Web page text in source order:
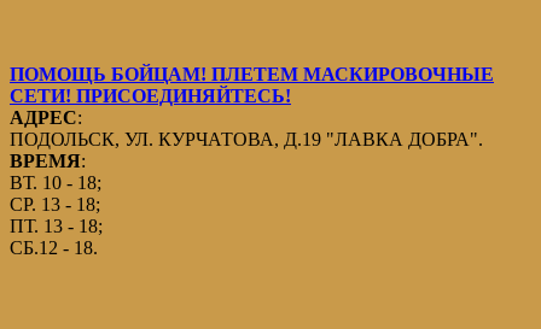
ПОМОЩЬ БОЙЦАМ! ПЛЕТЕМ МАСКИРОВОЧНЫЕ
СЕТИ! ПРИСОЕДИНЯЙТЕСЬ!
АДРЕС:
ПОДОЛЬСК, УЛ. КУРЧАТОВА, Д.19 "ЛАВКА ДОБРА".
ВРЕМЯ:
ВТ. 10 - 18;
СР. 13 - 18;
ПТ. 13 - 18;
СБ.12 - 18.